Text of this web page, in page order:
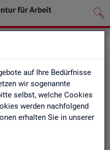
auf Ihre Bedürfnisse
wir sogenannte
selbst, welche Cookies
werden nachfolgend
erhalten Sie in unserer